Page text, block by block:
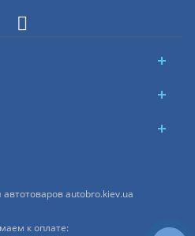
autobro.kiev.ua
к оплате: